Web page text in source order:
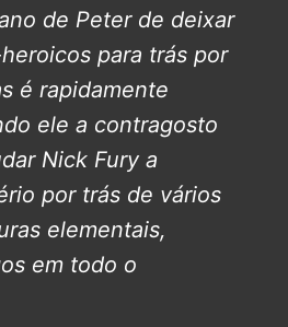
de Peter de deixar
para trás por
é rapidamente
ele a contragosto
Nick Fury a
por trás de vários
elementais,
em todo o